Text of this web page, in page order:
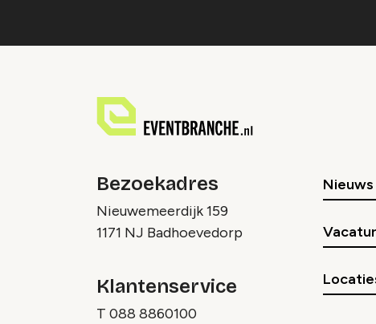
Bezoekadres
Nieuwemeerdijk 159
1171 NJ Badhoevedorp
Klantenservice
T 088 8860100
Nieuws